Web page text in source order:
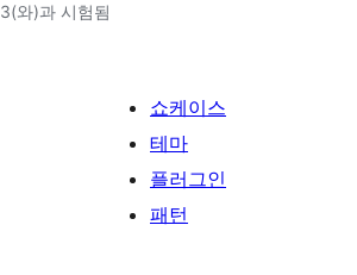
와)과 시험됨
쇼케이스
테마
플러그인
패턴